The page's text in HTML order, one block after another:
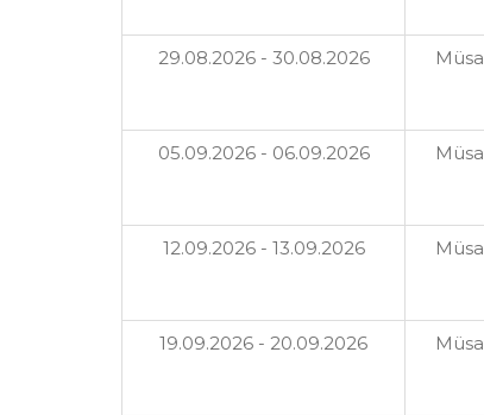
29.08.2026 - 30.08.2026
05.09.2026 - 06.09.2026
12.09.2026 - 13.09.2026
19.09.2026 - 20.09.2026